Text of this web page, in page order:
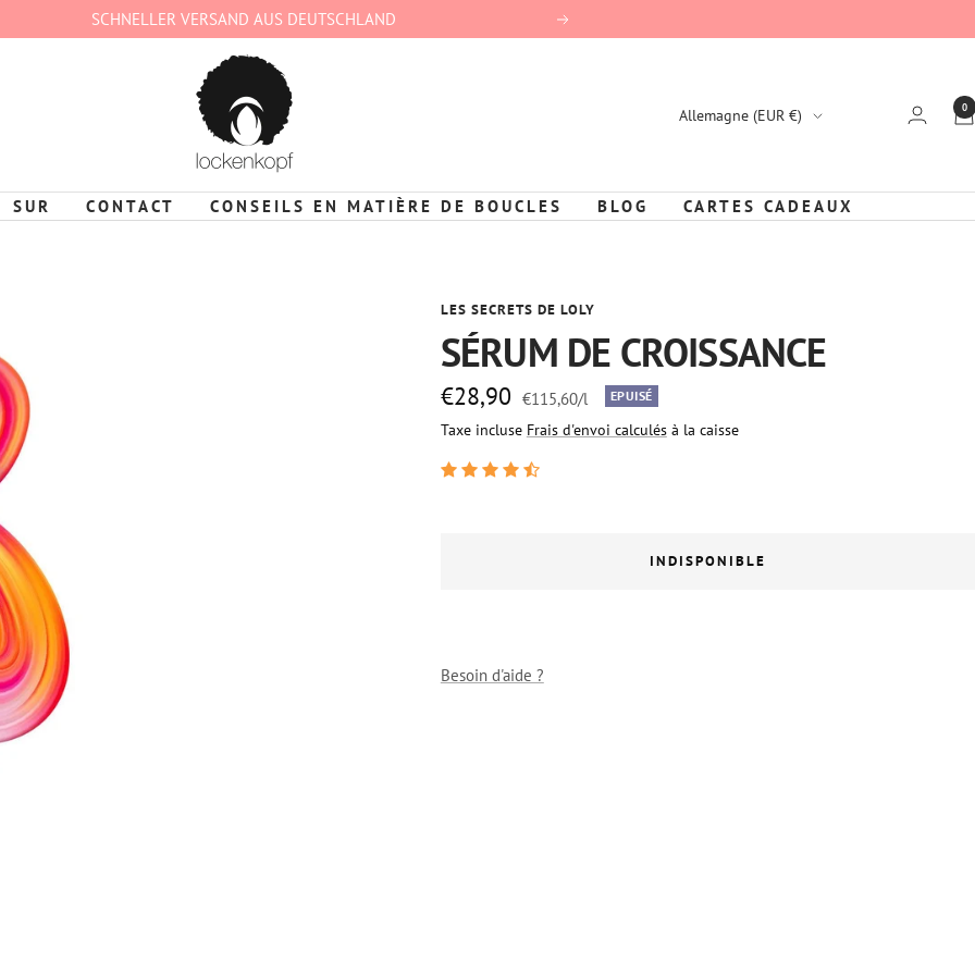
SCHNELLER VERSAND AUS DEUTSCHLAND
Suivant
lockenkopf
Deutschland
Pays/région
Allemagne (EUR €) 0
SUR CONTACT CONSEILS EN MATIÈRE DE BOUCLES BLOG CARTES CADEAUX
LES SECRETS DE LOLY
SÉRUM DE CROISSANCE
Prix
de
vente
€28,90 €115,60/l EPUISÉ
Taxe incluse Frais d'envoi calculésà la caisse
INDISPONIBLE
Besoin d'aide ?